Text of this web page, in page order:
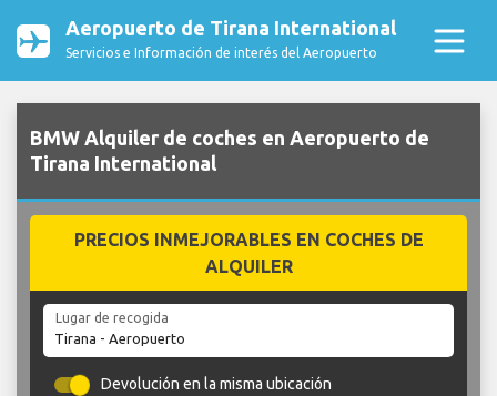
Aeropuerto de Tirana International
Servicios e Información de interés del Aeropuerto
BMW Alquiler de coches en Aeropuerto de
Tirana International
PRECIOS INMEJORABLES EN COCHES DE
ALQUILER
Lugar de recogida
Devolución en la misma ubicación